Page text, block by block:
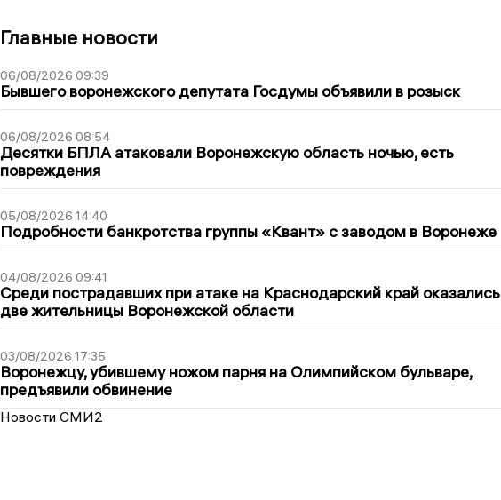
Главные новости
06/08/2026 09:39
Бывшего воронежского депутата Госдумы объявили в розыск
06/08/2026 08:54
Десятки БПЛА атаковали Воронежскую область ночью, есть
повреждения
05/08/2026 14:40
Подробности банкротства группы «Квант» с заводом в Воронеже
04/08/2026 09:41
Среди пострадавших при атаке на Краснодарский край оказались
две жительницы Воронежской области
03/08/2026 17:35
Воронежцу, убившему ножом парня на Олимпийском бульваре,
предъявили обвинение
Новости СМИ2